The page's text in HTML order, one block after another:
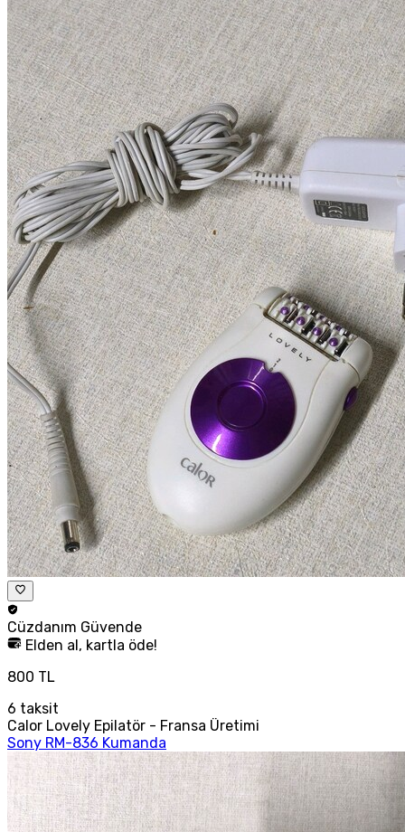
Cüzdanım Güvende
Elden al, kartla öde!
800 TL
6 taksit
Calor Lovely Epilatör - Fransa Üretimi
Sony RM-836 Kumanda